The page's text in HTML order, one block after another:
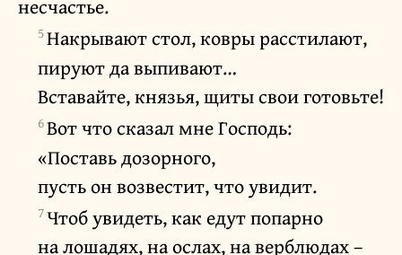
несчастье.
5Накрывают стол, ковры расстилают,
пируют да выпивают…
Вставайте, князья, щиты свои готовьте!
6Вот что сказал мне Господь:
«Поставь дозорного,
пусть он возвестит, что увидит.
7Чтоб увидеть, как едут попарно
на лошадях, на ослах, на верблюдах –